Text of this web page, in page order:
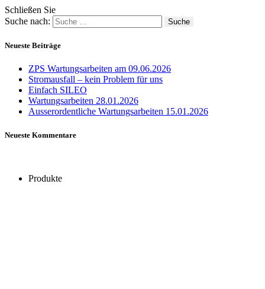
Schließen Sie
Suche nach:
Neueste Beiträge
ZPS Wartungsarbeiten am 09.06.2026
Stromausfall – kein Problem für uns
Einfach SILEO
Wartungsarbeiten 28.01.2026
Ausserordentliche Wartungsarbeiten 15.01.2026
Neueste Kommentare
Produkte